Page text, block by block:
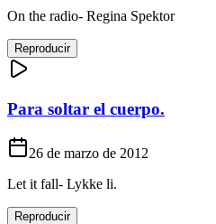
On the radio- Regina Spektor
Reproducir
Para soltar el cuerpo.
26 de marzo de 2012
Let it fall- Lykke li.
Reproducir